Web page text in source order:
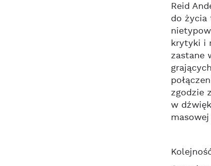
Reid
do życia
krytyki i
zastane
zgodzie
w